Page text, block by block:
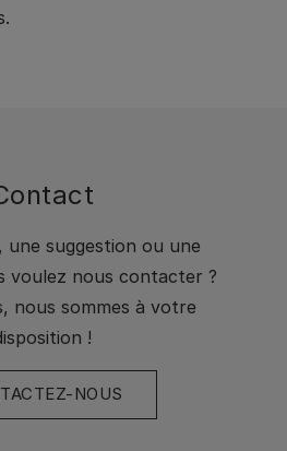
une suggestion ou une
voulez nous contacter ?
nous sommes à votre
!
NOUS